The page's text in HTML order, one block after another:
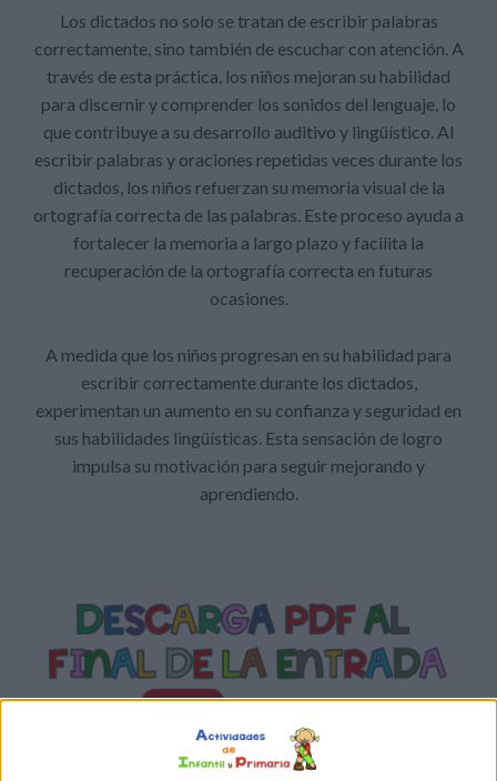
Los dictados no solo se tratan de escribir palabras
correctamente, sino también de escuchar con atención. A
través de esta práctica, los niños mejoran su habilidad
para discernir y comprender los sonidos del lenguaje, lo
que contribuye a su desarrollo auditivo y lingüístico. Al
escribir palabras y oraciones repetidas veces durante los
dictados, los niños refuerzan su memoria visual de la
ortografía correcta de las palabras. Este proceso ayuda a
fortalecer la memoria a largo plazo y facilita la
recuperación de la ortografía correcta en futuras
ocasiones.
A medida que los niños progresan en su habilidad para
escribir correctamente durante los dictados,
experimentan un aumento en su confianza y seguridad en
sus habilidades lingüísticas. Esta sensación de logro
impulsa su motivación para seguir mejorando y
aprendiendo.